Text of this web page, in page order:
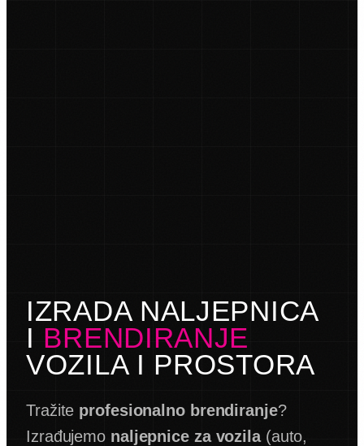
IZRADA NALJEPNICA
I BRENDIRANJE
VOZILA I PROSTORA
Tražite profesionalno brendiranje?
Izrađujemo naljepnice za vozila(auto,